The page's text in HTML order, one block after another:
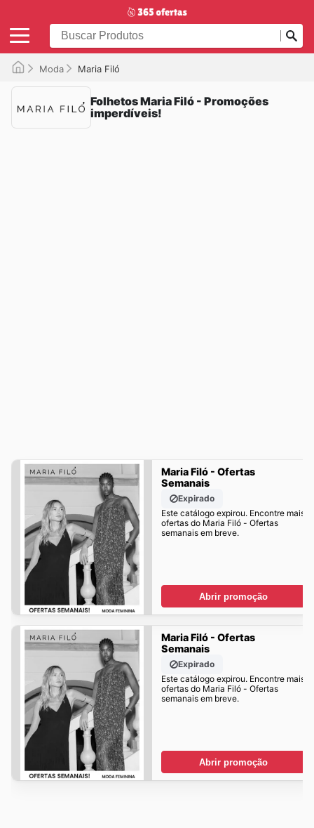
Moda Maria Filó
Folhetos Maria Filó - Promoções
imperdíveis!
Maria Filó - Ofertas
Semanais
Expirado
Este catálogo expirou. Encontre mais
ofertas do Maria Filó - Ofertas
semanais em breve.
Abrir promoção
Maria Filó - Ofertas
Semanais
Expirado
Este catálogo expirou. Encontre mais
ofertas do Maria Filó - Ofertas
semanais em breve.
Abrir promoção